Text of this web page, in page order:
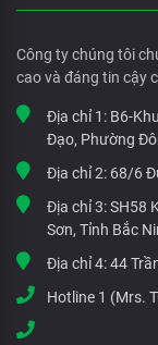
Công ty chúng tôi
cao và đáng tin cậy
Địa chỉ 1: B6-
Đạo, Phường
Địa chỉ 2: 68/6
Địa chỉ 3:SH58
Sơn, Tỉnh Bắc
Địa chỉ 4:44
Hotline 1 (Mrs.